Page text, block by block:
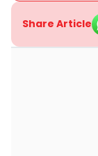
Share Article